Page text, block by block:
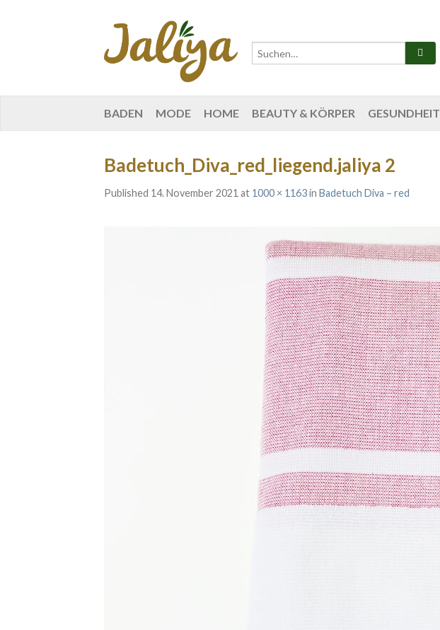
BADEN MODE HOME BEAUTY & KÖRPER GESUNDHEIT
Badetuch_Diva_red_liegend.jaliya 2
Published 14. November 2021 at 1000 × 1163in Badetuch Diva – red